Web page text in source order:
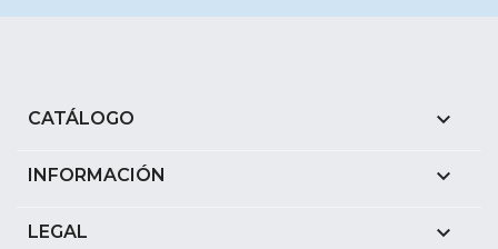
CATÁLOGO 
INFORMACIÓN 
LEGAL 